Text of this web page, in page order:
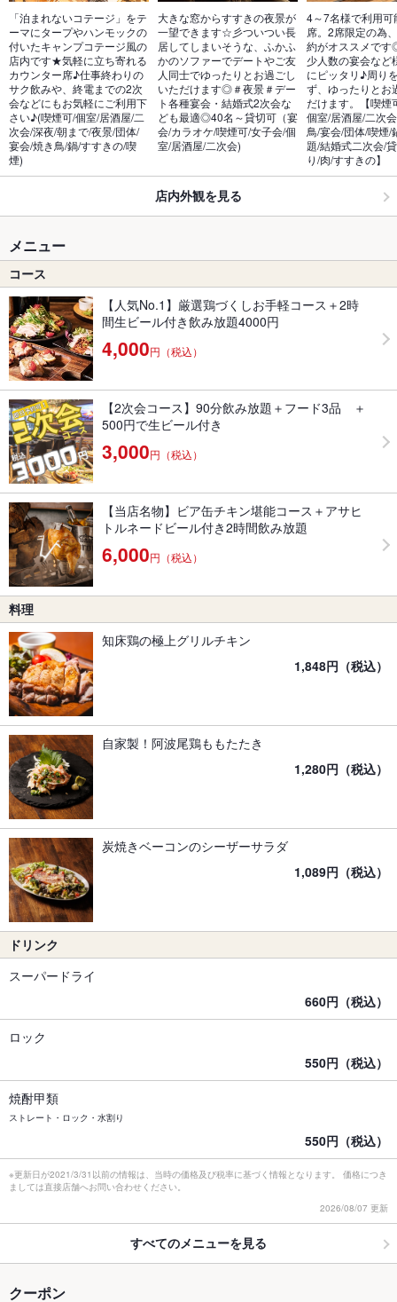
「泊まれないコテージ」をテ
ーマにタープやハンモックの
付いたキャンプコテージ風の
店内です★気軽に立ち寄れる
カウンター席♪仕事終わりの
サク飲みや、終電までの2次
会などにもお気軽にご利用下
さい♪(喫煙可/個室/居酒屋/二
次会/深夜/朝まで/夜景/団体/
宴会/焼き鳥/鍋/すすきの/喫
煙)
大きな窓からすすきの夜景が
一望できます☆彡ついつい長
居してしまいそうな、ふかふ
かのソファーでデートやご友
人同士でゆったりとお過ごし
いただけます◎＃夜景＃デー
ト各種宴会・結婚式2次会な
ども最適◎40名～貸切可（宴
会/カラオケ/喫煙可/女子会/個
室/居酒屋/二次会)
4～7名様で利用可
席。2席限定の為
約がオススメで
少人数の宴会など
にピッタリ♪周り
ず、ゆったりとお
だけます。【喫煙
個室/居酒屋/二次
鳥/宴会/団体/喫煙/
題/結婚式二次会/
り/肉/すすきの】
店内外観を見る
メニュー
コース
【人気No.1】厳選鶏づくしお手軽コース＋2時
間生ビール付き飲み放題4000円
4,000円（税込）
【2次会コース】90分飲み放題＋フード3品 ＋
500円で生ビール付き
3,000円（税込）
【当店名物】ビア缶チキン堪能コース＋アサヒ
トルネードビール付き2時間飲み放題
6,000円（税込）
料理
知床鶏の極上グリルチキン
1,848円（税込）
自家製！阿波尾鶏ももたたき
1,280円（税込）
炭焼きベーコンのシーザーサラダ
1,089円（税込）
ドリンク
スーパードライ
660円（税込）
ロック
550円（税込）
焼酎甲類
ストレート・ロック・水割り
550円（税込）
※更新日が2021/3/31以前の情報は、当時の価格及び税率に基づく情報となります。 価格につき
ましては直接店舗へお問い合わせください。
2026/08/07 更新
すべてのメニューを見る
クーポン